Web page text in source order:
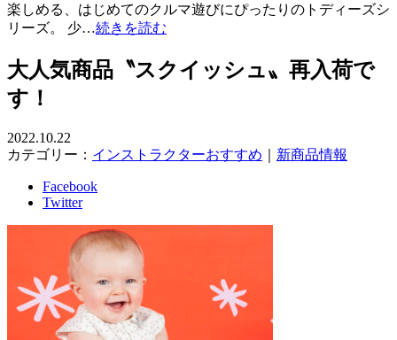
楽しめる、はじめてのクルマ遊びにぴったりのトディーズシ
リーズ。 少…続きを読む
大人気商品〝スクイッシュ〟再入荷で
す！
2022.10.22
カテゴリー： インストラクターおすすめ 新商品情報
Facebook
Twitter